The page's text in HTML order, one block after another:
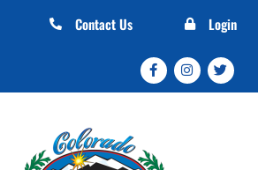
Contact Us Login